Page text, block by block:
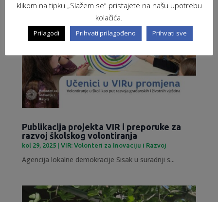
Publikacija projekta VIR i preporuke za
razvoj školskog volontiranja
kol 29, 2025| VIR: Volonteri za Inovaciju i Razvoj
Agencija lokalne demokracije Sisak u suradnji s...
klikom na tipku „Slažem se“ pristajete na našu upotrebu
kolačića.
Prilagodi Prihvati prilagođeno Prihvati sve